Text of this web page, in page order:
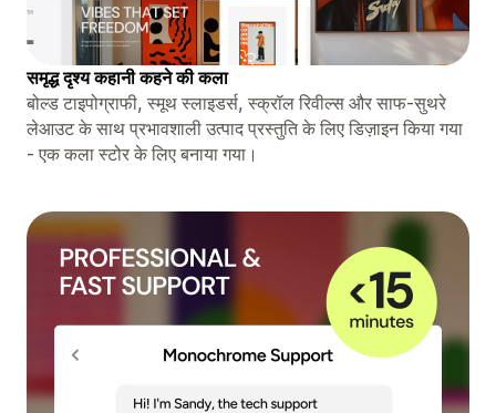
समृद्ध दृश्य कहानी कहने की कला
बोल्ड टाइपोग्राफी, स्मूथ स्लाइडर्स, स्क्रॉल रिवील्स और साफ-सुथरे
लेआउट के साथ प्रभावशाली उत्पाद प्रस्तुति के लिए डिज़ाइन किया गया
- एक कला स्टोर के लिए बनाया गया।